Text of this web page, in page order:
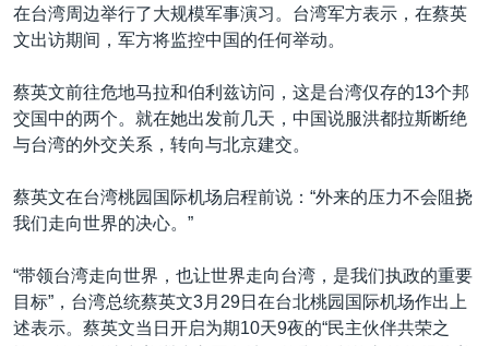
在台湾周边举行了大规模军事演习。台湾军方表示，在蔡英
文出访期间，军方将监控中国的任何举动。
蔡英文前往危地马拉和伯利兹访问，这是台湾仅存的13个邦
交国中的两个。就在她出发前几天，中国说服洪都拉斯断绝
与台湾的外交关系，转向与北京建交。
蔡英文在台湾桃园国际机场启程前说：“外来的压力不会阻挠
我们走向世界的决心。”
“带领台湾走向世界，也让世界走向台湾，是我们执政的重要
目标”，台湾总统蔡英文3月29日在台北桃园国际机场作出上
述表示。蔡英文当日开启为期10天9夜的“民主伙伴共荣之